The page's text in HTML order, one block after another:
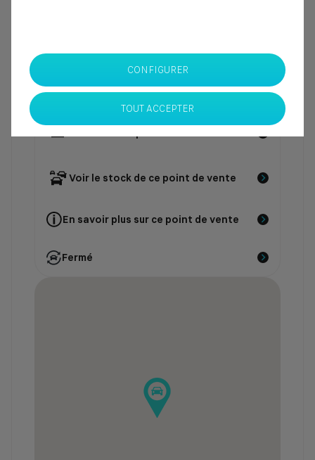
CONTACTEZ NOUS PAR
TÉLÉPHONE
Contacter le point de vente
Voir le stock de ce point de vente
En savoir plus sur ce point de vente
Fermé
CONFIGURER
TOUT ACCEPTER